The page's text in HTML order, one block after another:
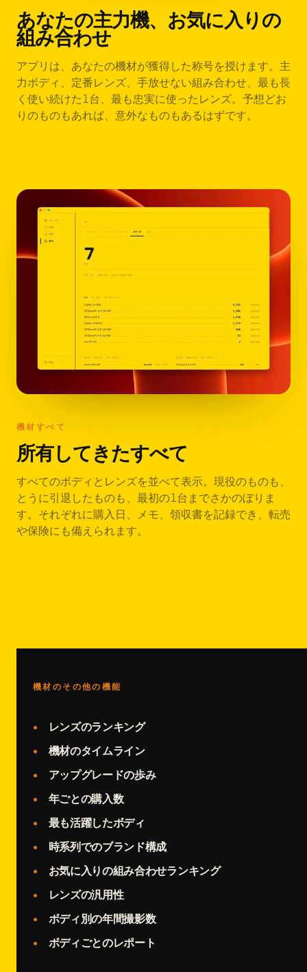
あなたの主力機、お気に入りの
組み合わせ
アプリは、あなたの機材が獲得した称号を授けます。主
力ボディ、定番レンズ、手放せない組み合わせ、最も長
く使い続けた1台、最も忠実に使ったレンズ。予想どお
りのものもあれば、意外なものもあるはずです。
機材すべて
所有してきたすべて
すべてのボディとレンズを並べて表示。現役のものも、
とうに引退したものも、最初の1台までさかのぼりま
す。それぞれに購入日、メモ、領収書を記録でき、転売
や保険にも備えられます。
機材のその他の機能
レンズのランキング
機材のタイムライン
アップグレードの歩み
年ごとの購入数
最も活躍したボディ
時系列でのブランド構成
お気に入りの組み合わせランキング
レンズの汎用性
ボディ別の年間撮影数
ボディごとのレポート